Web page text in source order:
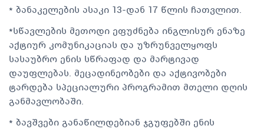
* ბანაკელების ასაკი 13-დან 17 წლის ჩათვლით.
*სწავლების მეთოდი ეფუძნება ინგლისურ ენაზე
აქტიურ კომუნიკაციას და უზრუნველყოფს
სასაუბრო ენის სწრაფად და მარტივად
დაუფლებას. მეცადინეობები და აქტივობები
ტარდება სპეციალური პროგრამით მთელი დღის
განმავლობაში.
* ბავშვები განაწილდებიან ჯგუფებში ენის